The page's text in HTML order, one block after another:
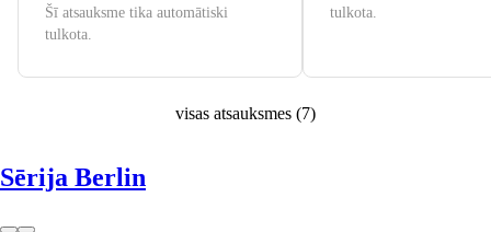
Šī atsauksme tika automātiski
tulkota.
tulkota.
visas atsauksmes (7)
Sērija Berlin